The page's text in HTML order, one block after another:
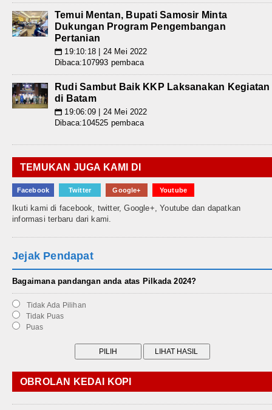
Temui Mentan, Bupati Samosir Minta
Dukungan Program Pengembangan
Pertanian
📅 19:10:18 | 24 Mei 2022
Dibaca:107993 pembaca
Rudi Sambut Baik KKP Laksanakan Kegiatan
di Batam
📅 19:06:09 | 24 Mei 2022
Dibaca:104525 pembaca
TEMUKAN JUGA KAMI DI
Facebook Twitter Google+ Youtube
Ikuti kami di facebook, twitter, Google+, Youtube dan dapatkan
informasi terbaru dari kami.
Jejak Pendapat
Bagaimana pandangan anda atas Pilkada 2024?
Tidak Ada Pilihan
Tidak Puas
Puas
OBROLAN KEDAI KOPI